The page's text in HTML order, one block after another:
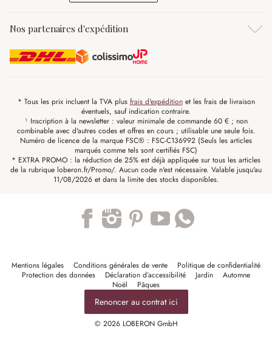
Nos partenaires d'expédition
* Tous les prix incluent la TVA plus frais d'expéditionet les frais de livraison
éventuels, sauf indication contraire.
¹ Inscription à la newsletter : valeur minimale de commande 60 € ; non
combinable avec d'autres codes et offres en cours ; utilisable une seule fois.
Numéro de licence de la marque FSC® : FSC-C136992 (Seuls les articles
marqués comme tels sont certifiés FSC)
* EXTRA PROMO : la réduction de 25% est déjà appliquée sur tous les articles
de la rubrique loberon.fr/Promo/. Aucun code n'est nécessaire. Valable jusqu'au
11/08/2026 et dans la limite des stocks disponibles.
Mentions légales Conditions générales de vente
Politique de confidentialité
Protection des données
Déclaration d’accessibilité Jardin
Automne
Noël
Pâques
Renoncer au contrat ici
© 2026 LOBERON GmbH